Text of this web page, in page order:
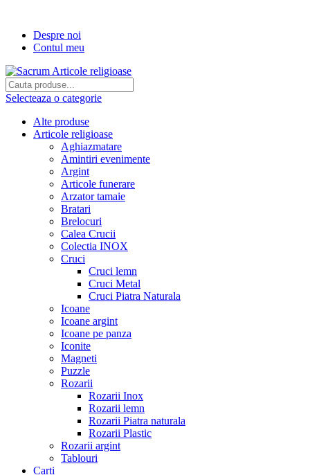
Despre noi
Contul meu
Selecteaza o categorie
Alte produse
Articole religioase
Aghiazmatare
Amintiri evenimente
Argint
Articole funerare
Arzator tamaie
Bratari
Brelocuri
Calea Crucii
Colectia INOX
Cruci
Cruci lemn
Cruci Metal
Cruci Piatra Naturala
Icoane
Icoane argint
Icoane pe panza
Iconite
Magneti
Puzzle
Rozarii
Rozarii Inox
Rozarii lemn
Rozarii Piatra naturala
Rozarii Plastic
Rozarii argint
Tablouri
Carti